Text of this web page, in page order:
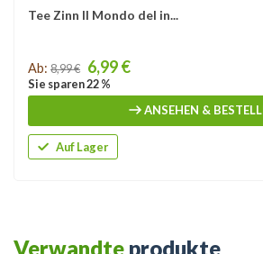
Tee Zinn Il Mondo del in...
Price
Ab: 8,99 € 6,99 €
Sie sparen 22 %
ANSEHEN &
Auf Lager
Verwandte produkte